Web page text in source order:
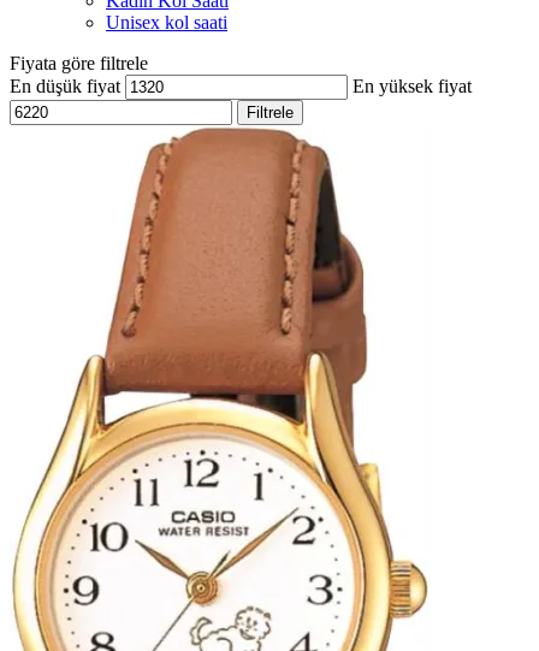
Unisex kol saati
Fiyata göre filtrele
En düşük fiyat
En yüksek fiyat
Filtrele